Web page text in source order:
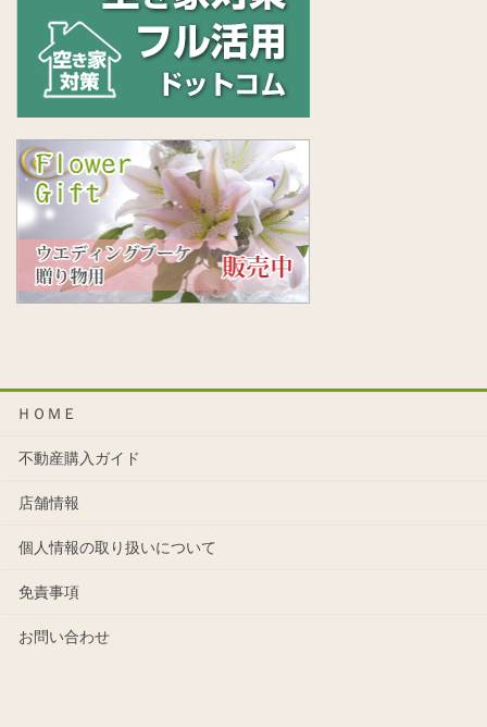
ＨＯＭＥ
不動産購入ガイド
店舗情報
個人情報の取り扱いについて
免責事項
お問い合わせ